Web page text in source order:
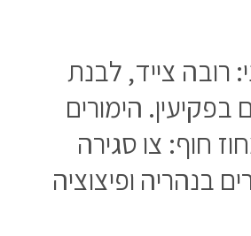
רובה צייד, לבנת
בפקיעין. הימורים
חוף: צו סגירה
בנהריה ופיצוציה